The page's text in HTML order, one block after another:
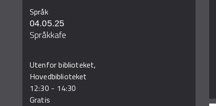
Språk
04.05.25
Språkkafe
Utenfor biblioteket,
Hovedbiblioteket
12:30 - 14:30
Gratis